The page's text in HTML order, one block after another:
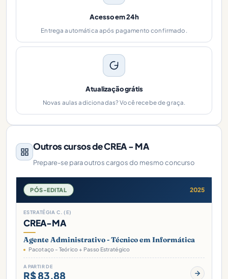
Acesso em 24h
Entrega automática após pagamento confirmado.
Atualização grátis
Novas aulas adicionadas? Você recebe de graça.
Outros cursos de CREA - MA
Prepare-se para outros cargos do mesmo concurso
PÓS-EDITAL 2025
ESTRATÉGIA C. (E)
CREA-MA
Agente Administrativo - Técnico em Informática
Pacotaço - Teórico + Passo Estratégico
A PARTIR DE
R$ 83,88